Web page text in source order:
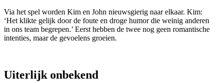
Via het spel worden Kim en John nieuwsgierig naar elkaar. Kim:
‘Het klikte gelijk door de foute en droge humor die weinig anderen
in ons team begrepen.’ Eerst hebben de twee nog geen romantische
intenties, maar de gevoelens groeien.
Uiterlijk onbekend